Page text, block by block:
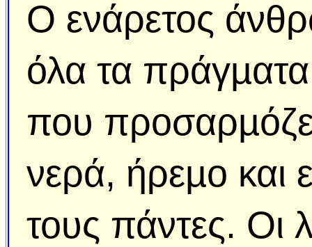
Ο ενάρετος
όλα τα πράγµατα
που
νερά, ήρεµο και
τους πάντες. Οι